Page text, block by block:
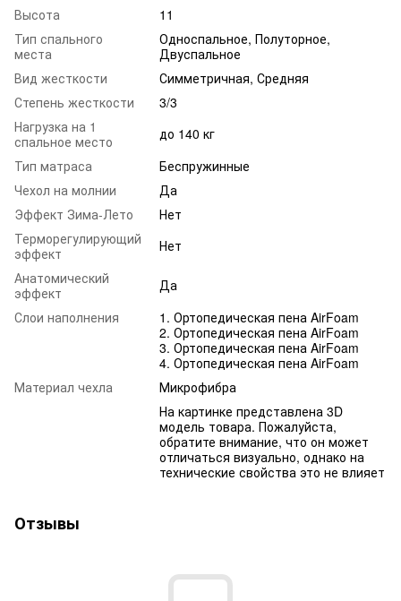
Высота
11
Тип спального
места
Односпальное, Полуторное,
Двуспальное
Вид жесткости
Симметричная, Средняя
Степень жесткости
3/3
Нагрузка на 1
спальное место
до 140 кг
Тип матраса
Беспружинные
Чехол на молнии
Да
Эффект Зима-Лето
Нет
Терморегулирующий
эффект
Нет
Анатомический
эффект
Да
Слои наполнения
1. Ортопедическая пена AirFoam
2. Ортопедическая пена AirFoam
3. Ортопедическая пена AirFoam
4. Ортопедическая пена AirFoam
Материал чехла
Микрофибра
На картинке представлена 3D
модель товара. Пожалуйста,
обратите внимание, что он может
отличаться визуально, однако на
технические свойства это не влияет
Отзывы